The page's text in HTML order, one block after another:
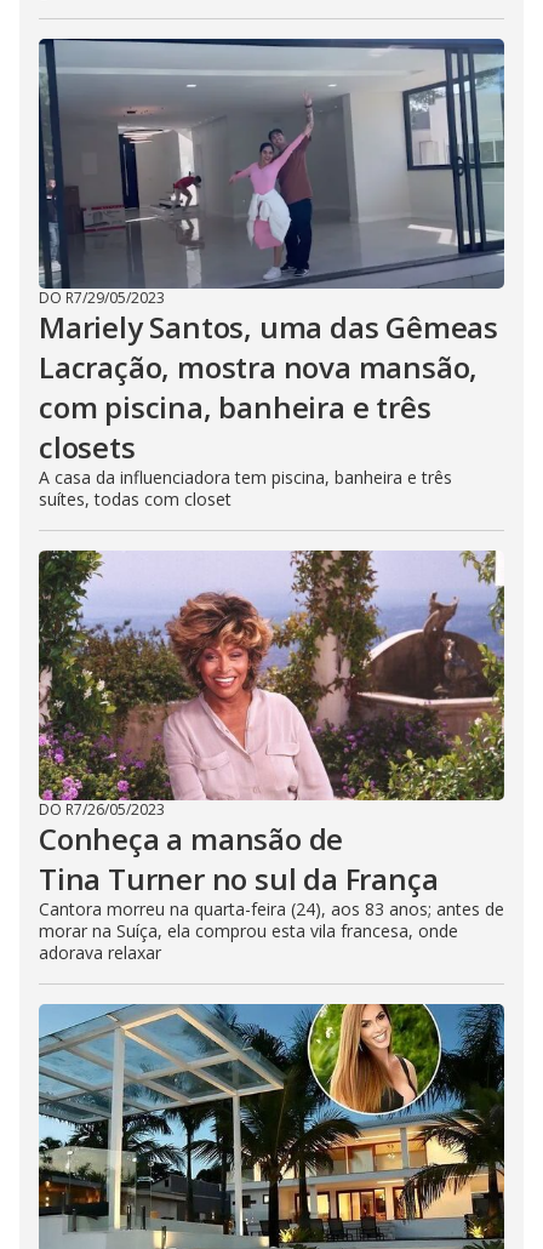
DO R7/29/05/2023
Mariely Santos, uma das Gêmeas
Lacração, mostra nova mansão,
com piscina, banheira e três
closets
A casa da influenciadora tem piscina, banheira e três
suítes, todas com closet
DO R7/26/05/2023
Conheça a mansão de
Tina Turner no sul da França
Cantora morreu na quarta-feira (24), aos 83 anos; antes de
morar na Suíça, ela comprou esta vila francesa, onde
adorava relaxar